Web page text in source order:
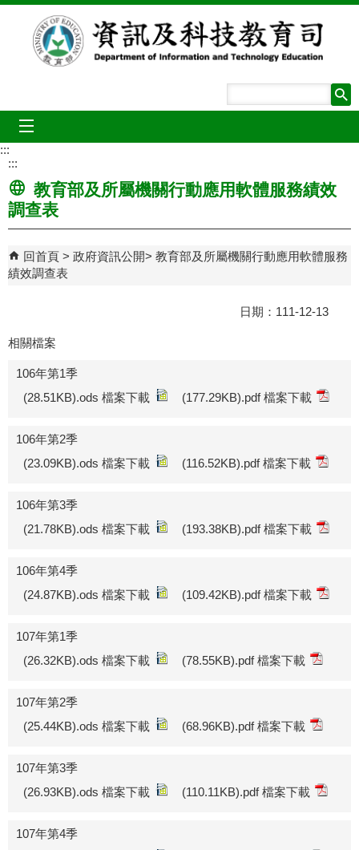
跳到主要內容區塊
:::
:::
教育部及所屬機關行動應用軟體服務績效
調查表
回首頁 政府資訊公開
教育部及所屬機關行動應用軟體服務
績效調查表
日期：111-12-13
相關檔案
106年第1季
(28.51KB).ods 檔案下載
(177.29KB).pdf 檔案下載
106年第2季
(23.09KB).ods 檔案下載
(116.52KB).pdf 檔案下載
106年第3季
(21.78KB).ods 檔案下載
(193.38KB).pdf 檔案下載
106年第4季
(24.87KB).ods 檔案下載
(109.42KB).pdf 檔案下載
107年第1季
(26.32KB).ods 檔案下載
(78.55KB).pdf 檔案下載
107年第2季
(25.44KB).ods 檔案下載
(68.96KB).pdf 檔案下載
107年第3季
(26.93KB).ods 檔案下載
(110.11KB).pdf 檔案下載
107年第4季